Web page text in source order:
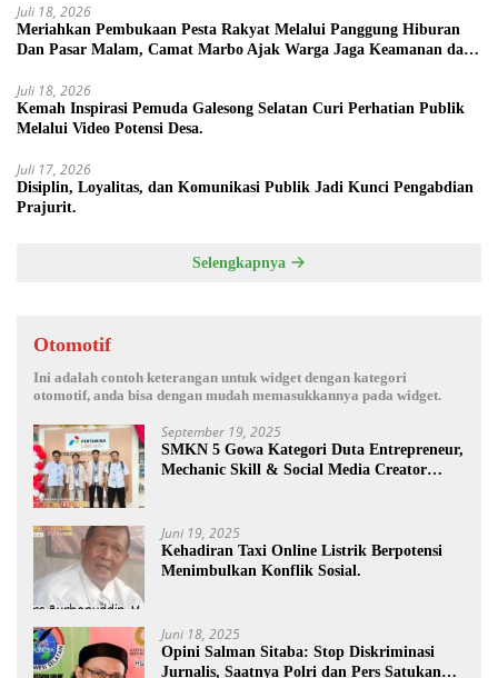
Juli 18, 2026
Meriahkan Pembukaan Pesta Rakyat Melalui Panggung Hiburan
Dan Pasar Malam, Camat Marbo Ajak Warga Jaga Keamanan dan
Juli 18, 2026
Kemah Inspirasi Pemuda Galesong Selatan Curi Perhatian Publik
Melalui Video Potensi Desa.
Juli 17, 2026
Disiplin, Loyalitas, dan Komunikasi Publik Jadi Kunci Pengabdian
Prajurit.
Selengkapnya
Otomotif
Ini adalah contoh keterangan untuk widget dengan kategori
otomotif, anda bisa dengan mudah memasukkannya pada widget.
September 19, 2025
SMKN 5 Gowa Kategori Duta Entrepreneur,
Mechanic Skill & Social Media Creator
Juni 19, 2025
Kehadiran Taxi Online Listrik Berpotensi
Menimbulkan Konflik Sosial.
Juni 18, 2025
Opini Salman Sitaba: Stop Diskriminasi
Jurnalis, Saatnya Polri dan Pers Satukan